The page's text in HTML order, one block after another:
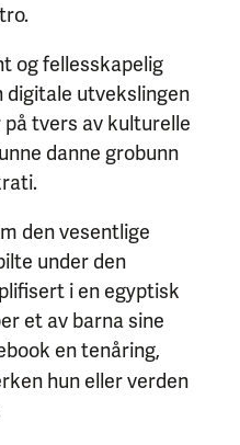
og fellesskapelig
digitale utvekslingen
tvers av kulturelle
danne grobunn
den vesentlige
under den
i en egyptisk
et av barna sine
en tenåring,
hun eller verden